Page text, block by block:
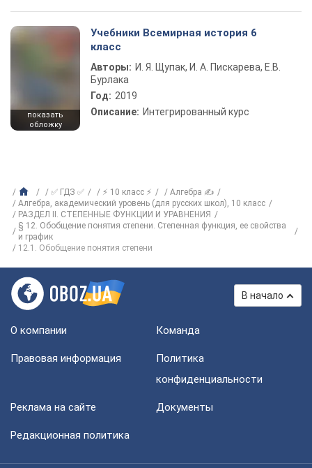
показать
обложку
Учебники Всемирная история 6
класс
Авторы: И. Я. Щупак, И. А. Пискарева, Е.В.
Бурлака
Год: 2019
Описание: Интегрированный курс
✅ ГДЗ ✅ ⚡ 10 класс ⚡
Алгебра ✍
Алгебра, академический уровень (для русских школ), 10 класс
РАЗДЕЛ II. СТЕПЕННЫЕ ФУНКЦИИ И УРАВНЕНИЯ
§ 12. Обобщение понятия степени. Степенная функция, ее свойства
и график
12.1. Обобщение понятия степени
В начало
О компании Команда
Правовая информация
Политика
конфиденциальности
Реклама на сайте Документы
Редакционная политика